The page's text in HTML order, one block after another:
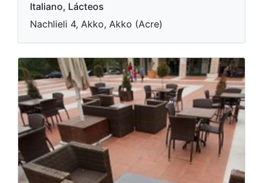
Italiano, Lácteos
Nachlieli 4, Akko, Akko (Acre)